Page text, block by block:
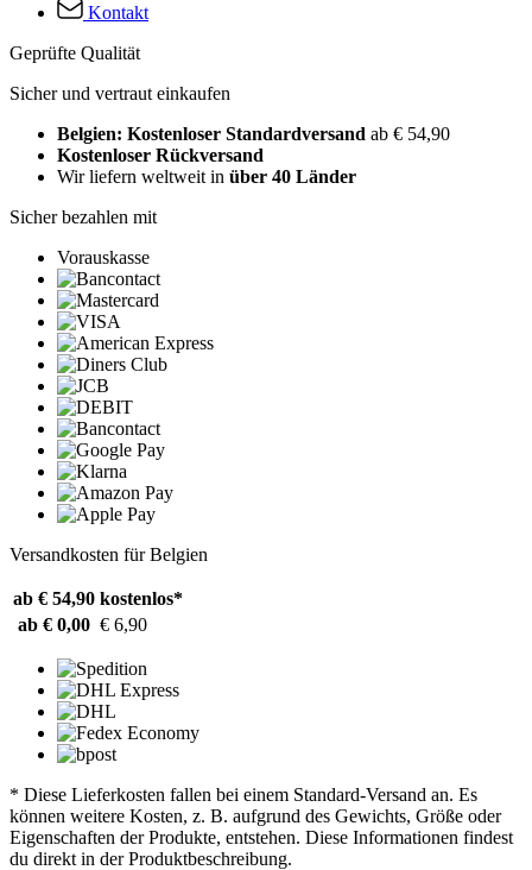
Kontakt
Geprüfte Qualität
Sicher und vertraut einkaufen
Belgien: Kostenloser Standardversand ab € 54,90
Kostenloser Rückversand
Wir liefern weltweit in über 40 Länder
Sicher bezahlen mit
Vorauskasse
Versandkosten für Belgien
ab € 54,90 kostenlos*
ab € 0,00 € 6,90
* Diese Lieferkosten fallen bei einem Standard-Versand an. Es
können weitere Kosten, z. B. aufgrund des Gewichts, Größe oder
Eigenschaften der Produkte, entstehen. Diese Informationen findest
du direkt in der Produktbeschreibung.